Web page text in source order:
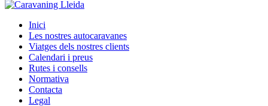
search
Menu
Inici
Les nostres autocaravanes
Viatges dels nostres clients
Calendari i preus
Rutes i consells
Normativa
Contacta
Legal